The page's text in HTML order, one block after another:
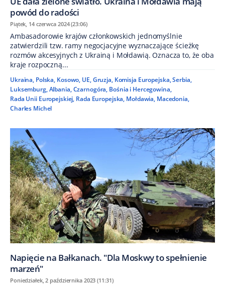
powód do radości
Piątek, 14 czerwca 2024 (23:06)
Ambasadorowie krajów członkowskich jednomyślnie
zatwierdzili tzw. ramy negocjacyjne wyznaczające ścieżkę
rozmów akcesyjnych z Ukrainą i Mołdawią. Oznacza to, że oba
kraje rozpoczną...
Ukraina, Polska, Kosowo, UE,Gruzja, Komisja Europejska,Serbia,
Luksemburg,Albania,Czarnogóra, Bośnia i Hercegowina,
Rada Unii Europejskiej, Rada Europejska, Mołdawia, Macedonia,
Charles Michel
Napięcie na Bałkanach. "Dla Moskwy to spełnienie
marzeń"
Poniedziałek, 2 października 2023 (11:31)